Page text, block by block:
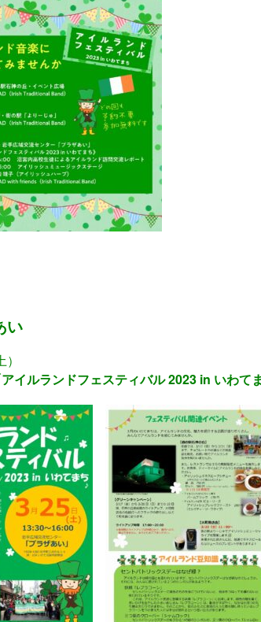
い
）
イルランドフェスティバル 2023 in いわて